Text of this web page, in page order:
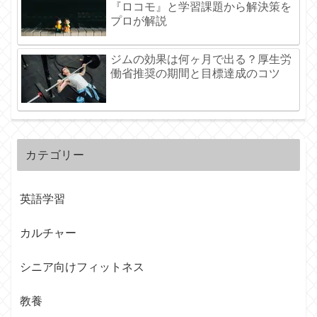
『ロコモ』と学習課題から解決策を
プロが解説
ジムの効果は何ヶ月で出る？厚生労
働省推奨の期間と目標達成のコツ
カテゴリー
英語学習
カルチャー
シニア向けフィットネス
教養